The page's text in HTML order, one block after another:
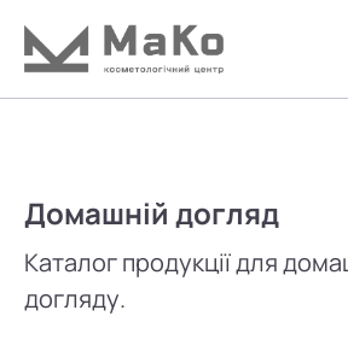
Домашній догляд
Каталог продукції для
догляду.